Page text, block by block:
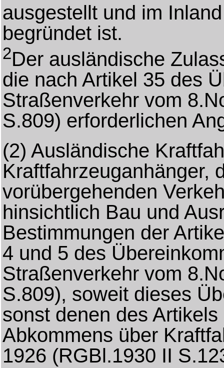
ausgestellt und im
begründet ist.
2Der ausländische
die nach Artikel 35 des
Straßenverkehr vom
S.809) erforderlichen
(2) Ausländische
Kraftfahrzeuganhänger,
vorübergehenden
hinsichtlich Bau und
Bestimmungen der
4 und 5 des
Straßenverkehr vom
S.809), soweit dieses
sonst denen des
Abkommens über
1926 (RGBl.1930 II